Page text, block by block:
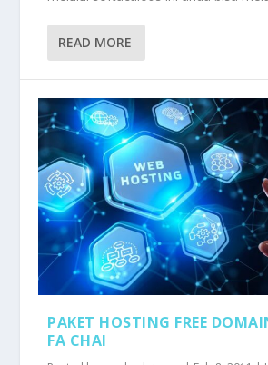
READ MORE
PAKET HOSTING FREE
FA CHAI